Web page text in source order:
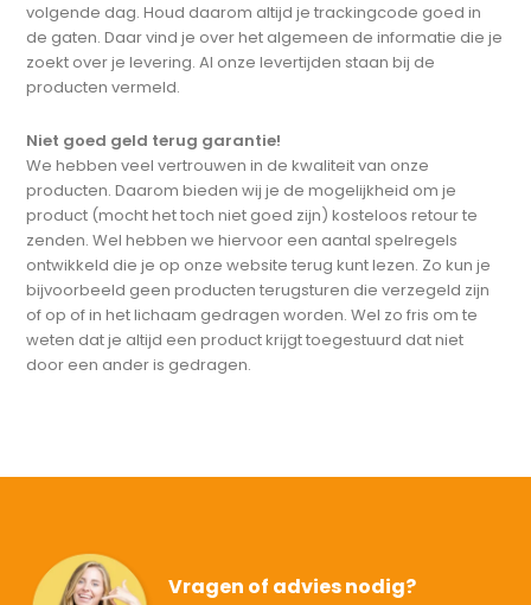
volgende dag. Houd daarom altijd je trackingcode goed in
de gaten. Daar vind je over het algemeen de informatie die je
zoekt over je levering. Al onze levertijden staan bij de
producten vermeld.
Niet goed geld terug garantie!
We hebben veel vertrouwen in de kwaliteit van onze
producten. Daarom bieden wij je de mogelijkheid om je
product (mocht het toch niet goed zijn) kosteloos retour te
zenden. Wel hebben we hiervoor een aantal spelregels
ontwikkeld die je op onze website terug kunt lezen. Zo kun je
bijvoorbeeld geen producten terugsturen die verzegeld zijn
of op of in het lichaam gedragen worden. Wel zo fris om te
weten dat je altijd een product krijgt toegestuurd dat niet
door een ander is gedragen.
Vragen of advies nodig?